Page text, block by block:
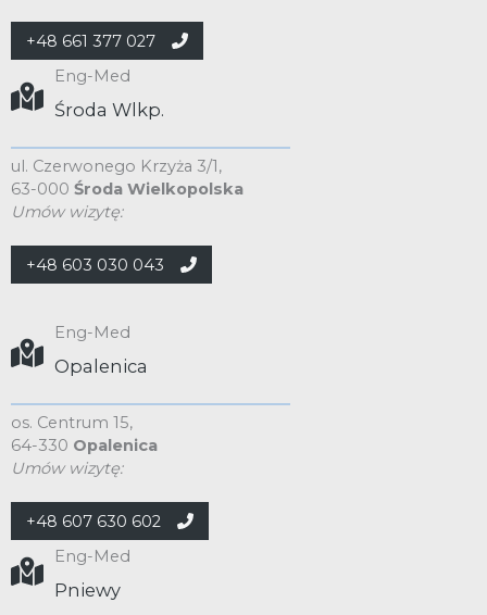
+48 661 377 027
Eng-Med
Środa Wlkp.
ul. Czerwonego Krzyża 3/1,
63-000 Środa Wielkopolska
Umów wizytę:
+48 603 030 043
Eng-Med
Opalenica
os. Centrum 15,
64-330 Opalenica
Umów wizytę:
+48 607 630 602
Eng-Med
Pniewy